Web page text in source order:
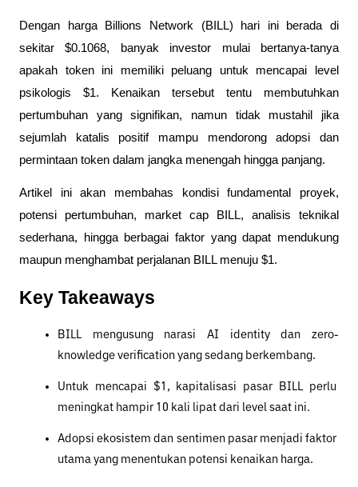
Dengan harga Billions Network (BILL) hari ini berada di
sekitar $0.1068, banyak investor mulai bertanya-tanya
apakah token ini memiliki peluang untuk mencapai level
psikologis $1. Kenaikan tersebut tentu membutuhkan
pertumbuhan yang signifikan, namun tidak mustahil jika
sejumlah katalis positif mampu mendorong adopsi dan
permintaan token dalam jangka menengah hingga panjang.
Artikel ini akan membahas kondisi fundamental proyek,
potensi pertumbuhan, market cap BILL, analisis teknikal
sederhana, hingga berbagai faktor yang dapat mendukung
maupun menghambat perjalanan BILL menuju $1.
Key Takeaways
BILL mengusung narasi AI identity dan zero-
knowledge verification yang sedang berkembang.
Untuk mencapai $1, kapitalisasi pasar BILL perlu
meningkat hampir 10 kali lipat dari level saat ini.
Adopsi ekosistem dan sentimen pasar menjadi faktor
utama yang menentukan potensi kenaikan harga.